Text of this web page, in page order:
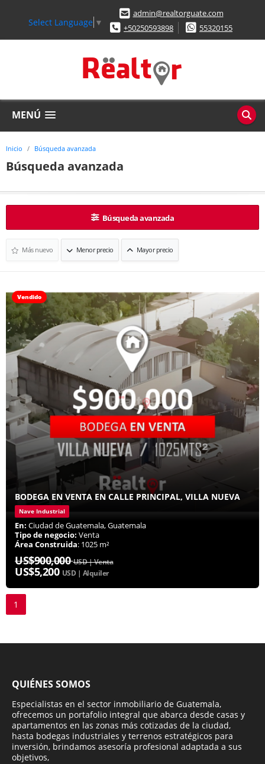
Select Language ▼
admin@realtorguate.com
+50250593898
55320155
MENÚ
Inicio Búsqueda avanzada
Búsqueda avanzada
Búsqueda avanzada
Más nuevo Menor precio Mayor precio
Vendido
BODEGA EN VENTA EN CALLE PRINCIPAL, VILLA NUEVA
Nave Industrial
En: Ciudad de Guatemala, Guatemala
Tipo de negocio: Venta
Área Construida: 1025 m²
US$900,000USD | Venta
US$5,200 USD | Alquiler
1
QUIÉNES SOMOS
Especialistas en el sector inmobiliario de Guatemala,
ofrecemos un portafolio integral que abarca desde casas y
apartamentos en las zonas más cotizadas de la ciudad,
hasta bodegas industriales y terrenos estratégicos para
inversión, brindamos asesoría profesional adaptada a sus
objetivos,